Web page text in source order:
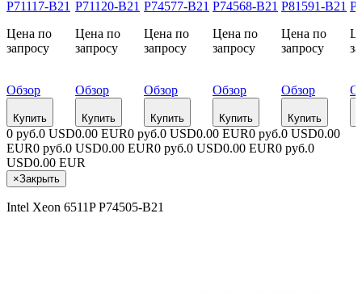
P71117-B21
Цена по
запросу
Обзор
Купить
P71120-B21
Цена по
запросу
Обзор
Купить
P74577-B21
Цена по
запросу
Обзор
Купить
P74568-B21
Цена по
запросу
Обзор
Купить
P81591-B21
Цена по
запросу
Обзор
Купить
0 руб.0 USD0.00 EUR0 руб.0 USD0.00 EUR0 руб.0 USD0.00
EUR0 руб.0 USD0.00 EUR0 руб.0 USD0.00 EUR0 руб.0
USD0.00 EUR
×Закрыть
Intel Xeon 6511P P74505-B21